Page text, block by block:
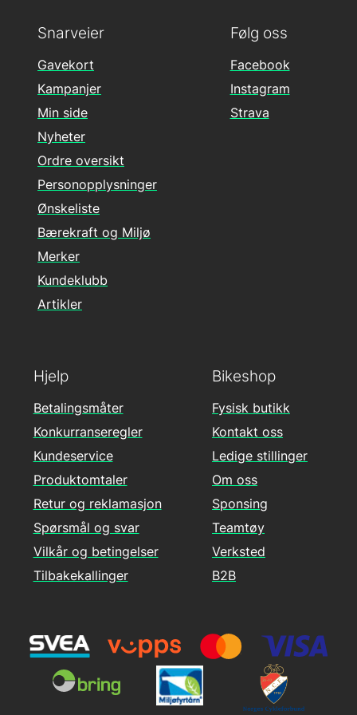
Følg oss
Facebook
Instagram
Strava
Hjelp
Betalingsmåter
Konkurranseregler
Kundeservice
Produktomtaler
Retur og reklamasjon
Spørsmål og svar
Vilkår og betingelser
Tilbakekallinger
Snarveier
Gavekort
Kampanjer
Min side
Nyheter
Ordre oversikt
Personopplysninger
Ønskeliste
Bærekraft og Miljø
Merker
Kundeklubb
Artikler
Bikeshop
Fysisk butikk
Kontakt oss
Ledige stillinger
Om oss
Sponsing
Teamtøy
Verksted
B2B